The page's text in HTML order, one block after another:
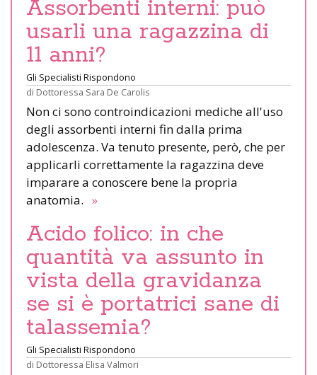
Assorbenti interni: può
usarli una ragazzina di
11 anni?
Gli Specialisti Rispondono
di Dottoressa Sara De Carolis
Non ci sono controindicazioni mediche all'uso
degli assorbenti interni fin dalla prima
adolescenza. Va tenuto presente, però, che per
applicarli correttamente la ragazzina deve
imparare a conoscere bene la propria
anatomia. »
Acido folico: in che
quantità va assunto in
vista della gravidanza
se si è portatrici sane di
talassemia?
Gli Specialisti Rispondono
di Dottoressa Elisa Valmori